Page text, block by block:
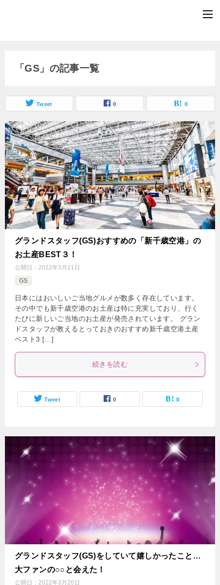
「GS」の記事一覧
Tweet 0 0
グランドスタッフ(GS)おすすめの「新千歳空港」の
お土産BEST３！
公開日： 2022年3月21日
GS
日本にはおいしいご当地グルメが数多く存在しています。
その中でも新千歳空港のお土産は特に充実しており、行く
たびに新しいご当地のお土産が発売されています。 グラン
ドスタッフが教えるとっておきのおすすめ新千歳空港土産
ベスト3 […]
続きを読む
Tweet 0 0
グランドスタッフ(GS)をしていて嬉しかったこと…
大ファンの○○と会えた！
公開日： 2022年3月20日